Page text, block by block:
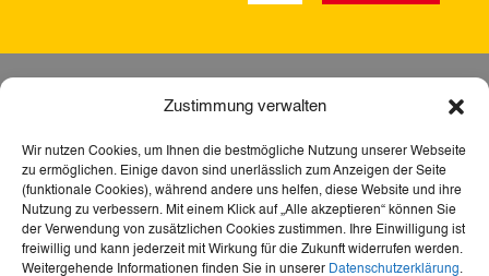
Zustimmung verwalten
Wir nutzen Cookies, um Ihnen die bestmögliche Nutzung unserer Webseite
zu ermöglichen. Einige davon sind unerlässlich zum Anzeigen der Seite
(funktionale Cookies), während andere uns helfen, diese Website und ihre
Nutzung zu verbessern. Mit einem Klick auf „Alle akzeptieren“ können Sie
der Verwendung von zusätzlichen Cookies zustimmen. Ihre Einwilligung ist
freiwillig und kann jederzeit mit Wirkung für die Zukunft widerrufen werden.
Weitergehende Informationen finden Sie in unserer Datenschutzerklärung.